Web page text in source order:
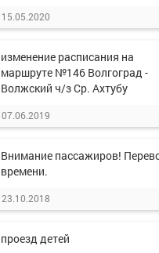
15.05.2020
изменение расписания на
маршруте №146 Волгоград -
Волжский ч/з Ср. Ахтубу
07.06.2019
Внимание пассажиров!
времени.
23.10.2018
проезд детей